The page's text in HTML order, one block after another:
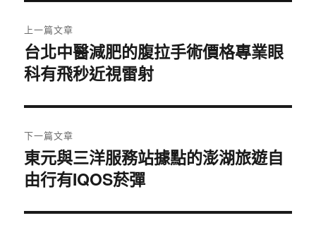
章
導
覽
上一篇文章
上
一
文
章:
台北中醫減肥的腹拉手術價格專業眼
科有飛秒近視雷射
下一篇文章
下
一
文
東元與三洋服務站據點的澎湖旅遊自
由行有IQOS菸彈